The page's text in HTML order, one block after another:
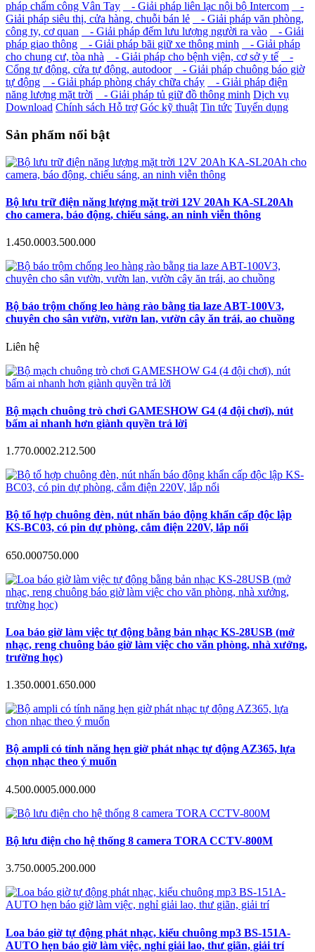
pháp chấm công Vân Tay - Giải pháp liên lạc nội bộ Intercom
-
Giải pháp siêu thị, cửa hàng, chuỗi bán lẻ
- Giải pháp văn phòng,
công ty, cơ quan
- Giải pháp đếm lưu lượng người ra vào
- Giải
pháp giao thông
- Giải pháp bãi giữ xe thông minh
- Giải pháp
cho chung cư, tòa nhà
- Giải pháp cho bệnh viện, cơ sở y tế
-
Cổng tự động, cửa tự động, autodoor
- Giải pháp chuông báo giờ
tự động
- Giải pháp phòng cháy chữa cháy
- Giải pháp điện
năng lượng mặt trời
- Giải pháp tủ giữ đồ thông minh Dịch vụ
Download Chính sách Hỗ trợ Góc kỹ thuật Tin tức Tuyển dụng
Sản phẩm nổi bật
Bộ lưu trữ điện năng lượng mặt trời 12V 20Ah KA-SL20Ah
cho camera, báo động, chiếu sáng, an ninh viễn thông
1.450.0003.500.000
Bộ báo trộm chống leo hàng rào bằng tia laze ABT-100V3,
chuyên cho sân vườn, vườn lan, vườn cây ăn trái, ao chuồng
Liên hệ
Bộ mạch chuông trò chơi GAMESHOW G4 (4 đội chơi), nút
bấm ai nhanh hơn giành quyền trả lời
1.770.0002.212.500
Bộ tổ hợp chuông đèn, nút nhấn báo động khẩn cấp độc lập
KS-BC03, có pin dự phòng, cắm điện 220V, lắp nổi
650.000750.000
Loa báo giờ làm việc tự động bằng bản nhạc KS-28USB (mở
nhạc, reng chuông báo giờ làm việc cho văn phòng, nhà xưởng,
trường học)
1.350.0001.650.000
Bộ ampli có tính năng hẹn giờ phát nhạc tự động AZ365, lựa
chọn nhạc theo ý muốn
4.500.0005.000.000
Bộ lưu điện cho hệ thống 8 camera TORA CCTV-800M
3.750.0005.200.000
Loa báo giờ tự động phát nhạc, kiểu chuông mp3 BS-151A-
AUTO hẹn báo giờ làm việc, nghỉ giải lao, thư giãn, giải trí